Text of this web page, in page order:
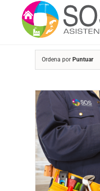
contenido
Ordena por Puntuar